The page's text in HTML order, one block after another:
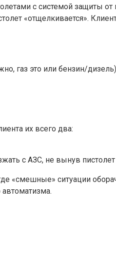
с системой защиты
«отщелкивается».
газ это или бензин/
их всего два:
с АЗС, не вынув пистолет
«смешные» ситуации